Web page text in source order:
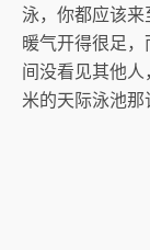
泳，你都应该来
暖气开得很足
间没看见其他
米的天际泳池那